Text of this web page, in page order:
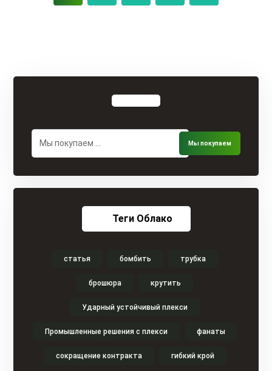
Теги Облако
статья бомбить трубка
брошюра крутить
Ударный устойчивый плекси
Промышленные решения с плекси фанаты
сокращение контракта гибкий крой